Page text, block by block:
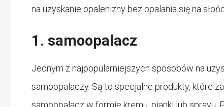
na uzyskanie opalenizny bez opalania się na
1. samoopalacz
Jednym z najpopularniejszych sposobów na
samoopalaczy. Są to specjalne produkty, które
samoopalacz w formie kremu, pianki lub sprayu.